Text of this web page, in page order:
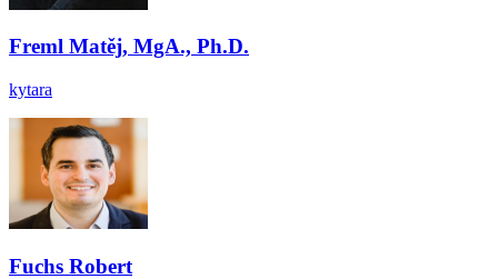
Freml Matěj, MgA., Ph.D.
kytara
Fuchs Robert